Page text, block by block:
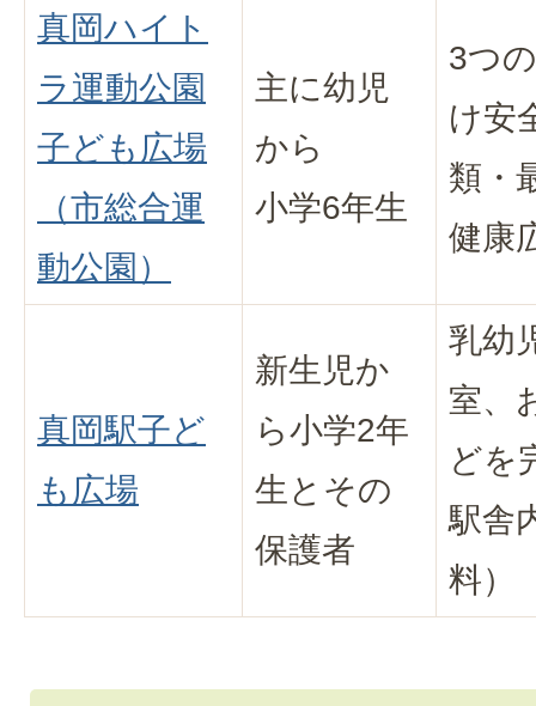
真岡ハイト
ラ運動公園
子ども広場
（市総合運
動公園）
主に幼児
から
小学6年生
3つ
け安
類・
健康
真岡駅子ど
も広場
新生児か
ら小学2年
生とその
保護者
乳幼
室、
どを
駅舎
料）